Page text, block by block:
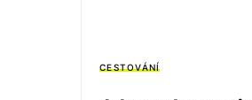
CESTOVÁNÍ